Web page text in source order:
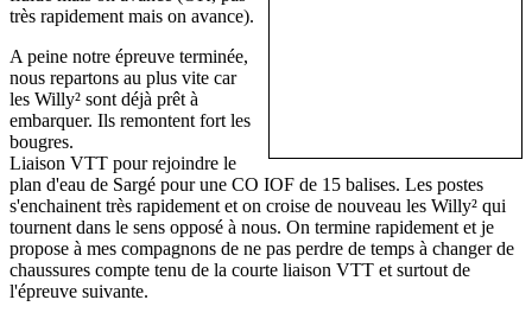
très rapidement mais on avance).
A peine notre épreuve terminée,
nous repartons au plus vite car
les Willy² sont déjà prêt à
embarquer. Ils remontent fort les
bougres.
Liaison VTT pour rejoindre le
plan d'eau de Sargé pour une CO IOF de 15 balises. Les postes
s'enchainent très rapidement et on croise de nouveau les Willy² qui
tournent dans le sens opposé à nous. On termine rapidement et je
propose à mes compagnons de ne pas perdre de temps à changer de
chaussures compte tenu de la courte liaison VTT et surtout de
l'épreuve suivante.